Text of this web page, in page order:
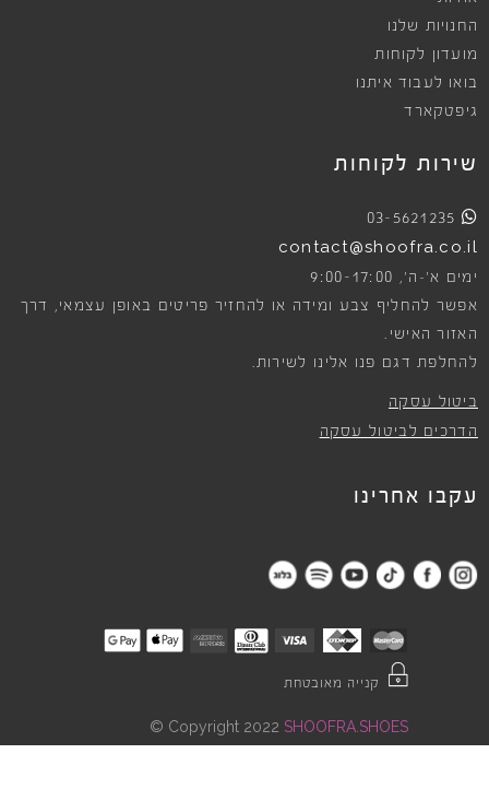
החנויות שלנו
מועדון לקוחות
בואו לעבוד איתנו
גיפטקארד
שירות לקוחות
03-5621235
contact@shoofra.co.il
ימים א׳-ה׳, 9:00-17:00
אפשר להחליף צבע ומידה או להחזיר פריטים באופן עצמאי, דרך
האזור האישי.
להחלפת דגם פנו אלינו לשירות.
ביטול עסקה
הדרכים לביטול עסקה
עקבו אחרינו
קנייה מאובטחת
Copyright 2022 SHOOFRA.SHOES
©